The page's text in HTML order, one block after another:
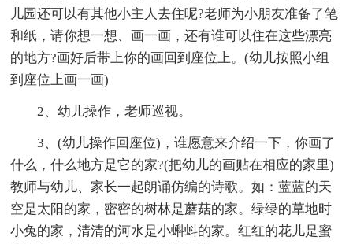
儿园还可以有其他小主人去住呢?老师为小朋友准备了笔
和纸，请你想一想、画一画，还有谁可以住在这些漂亮
的地方?画好后带上你的画回到座位上。(幼儿按照小组
到座位上画一画)
2、幼儿操作，老师巡视。
3、(幼儿操作回座位)，谁愿意来介绍一下，你画了
什么，什么地方是它的家?(把幼儿的画贴在相应的家里)
教师与幼儿、家长一起朗诵仿编的诗歌。如：蓝蓝的天
空是太阳的家，密密的树林是蘑菇的家。绿绿的草地时
小兔的家，清清的河水是小蝌蚪的家。红红的花儿是蜜